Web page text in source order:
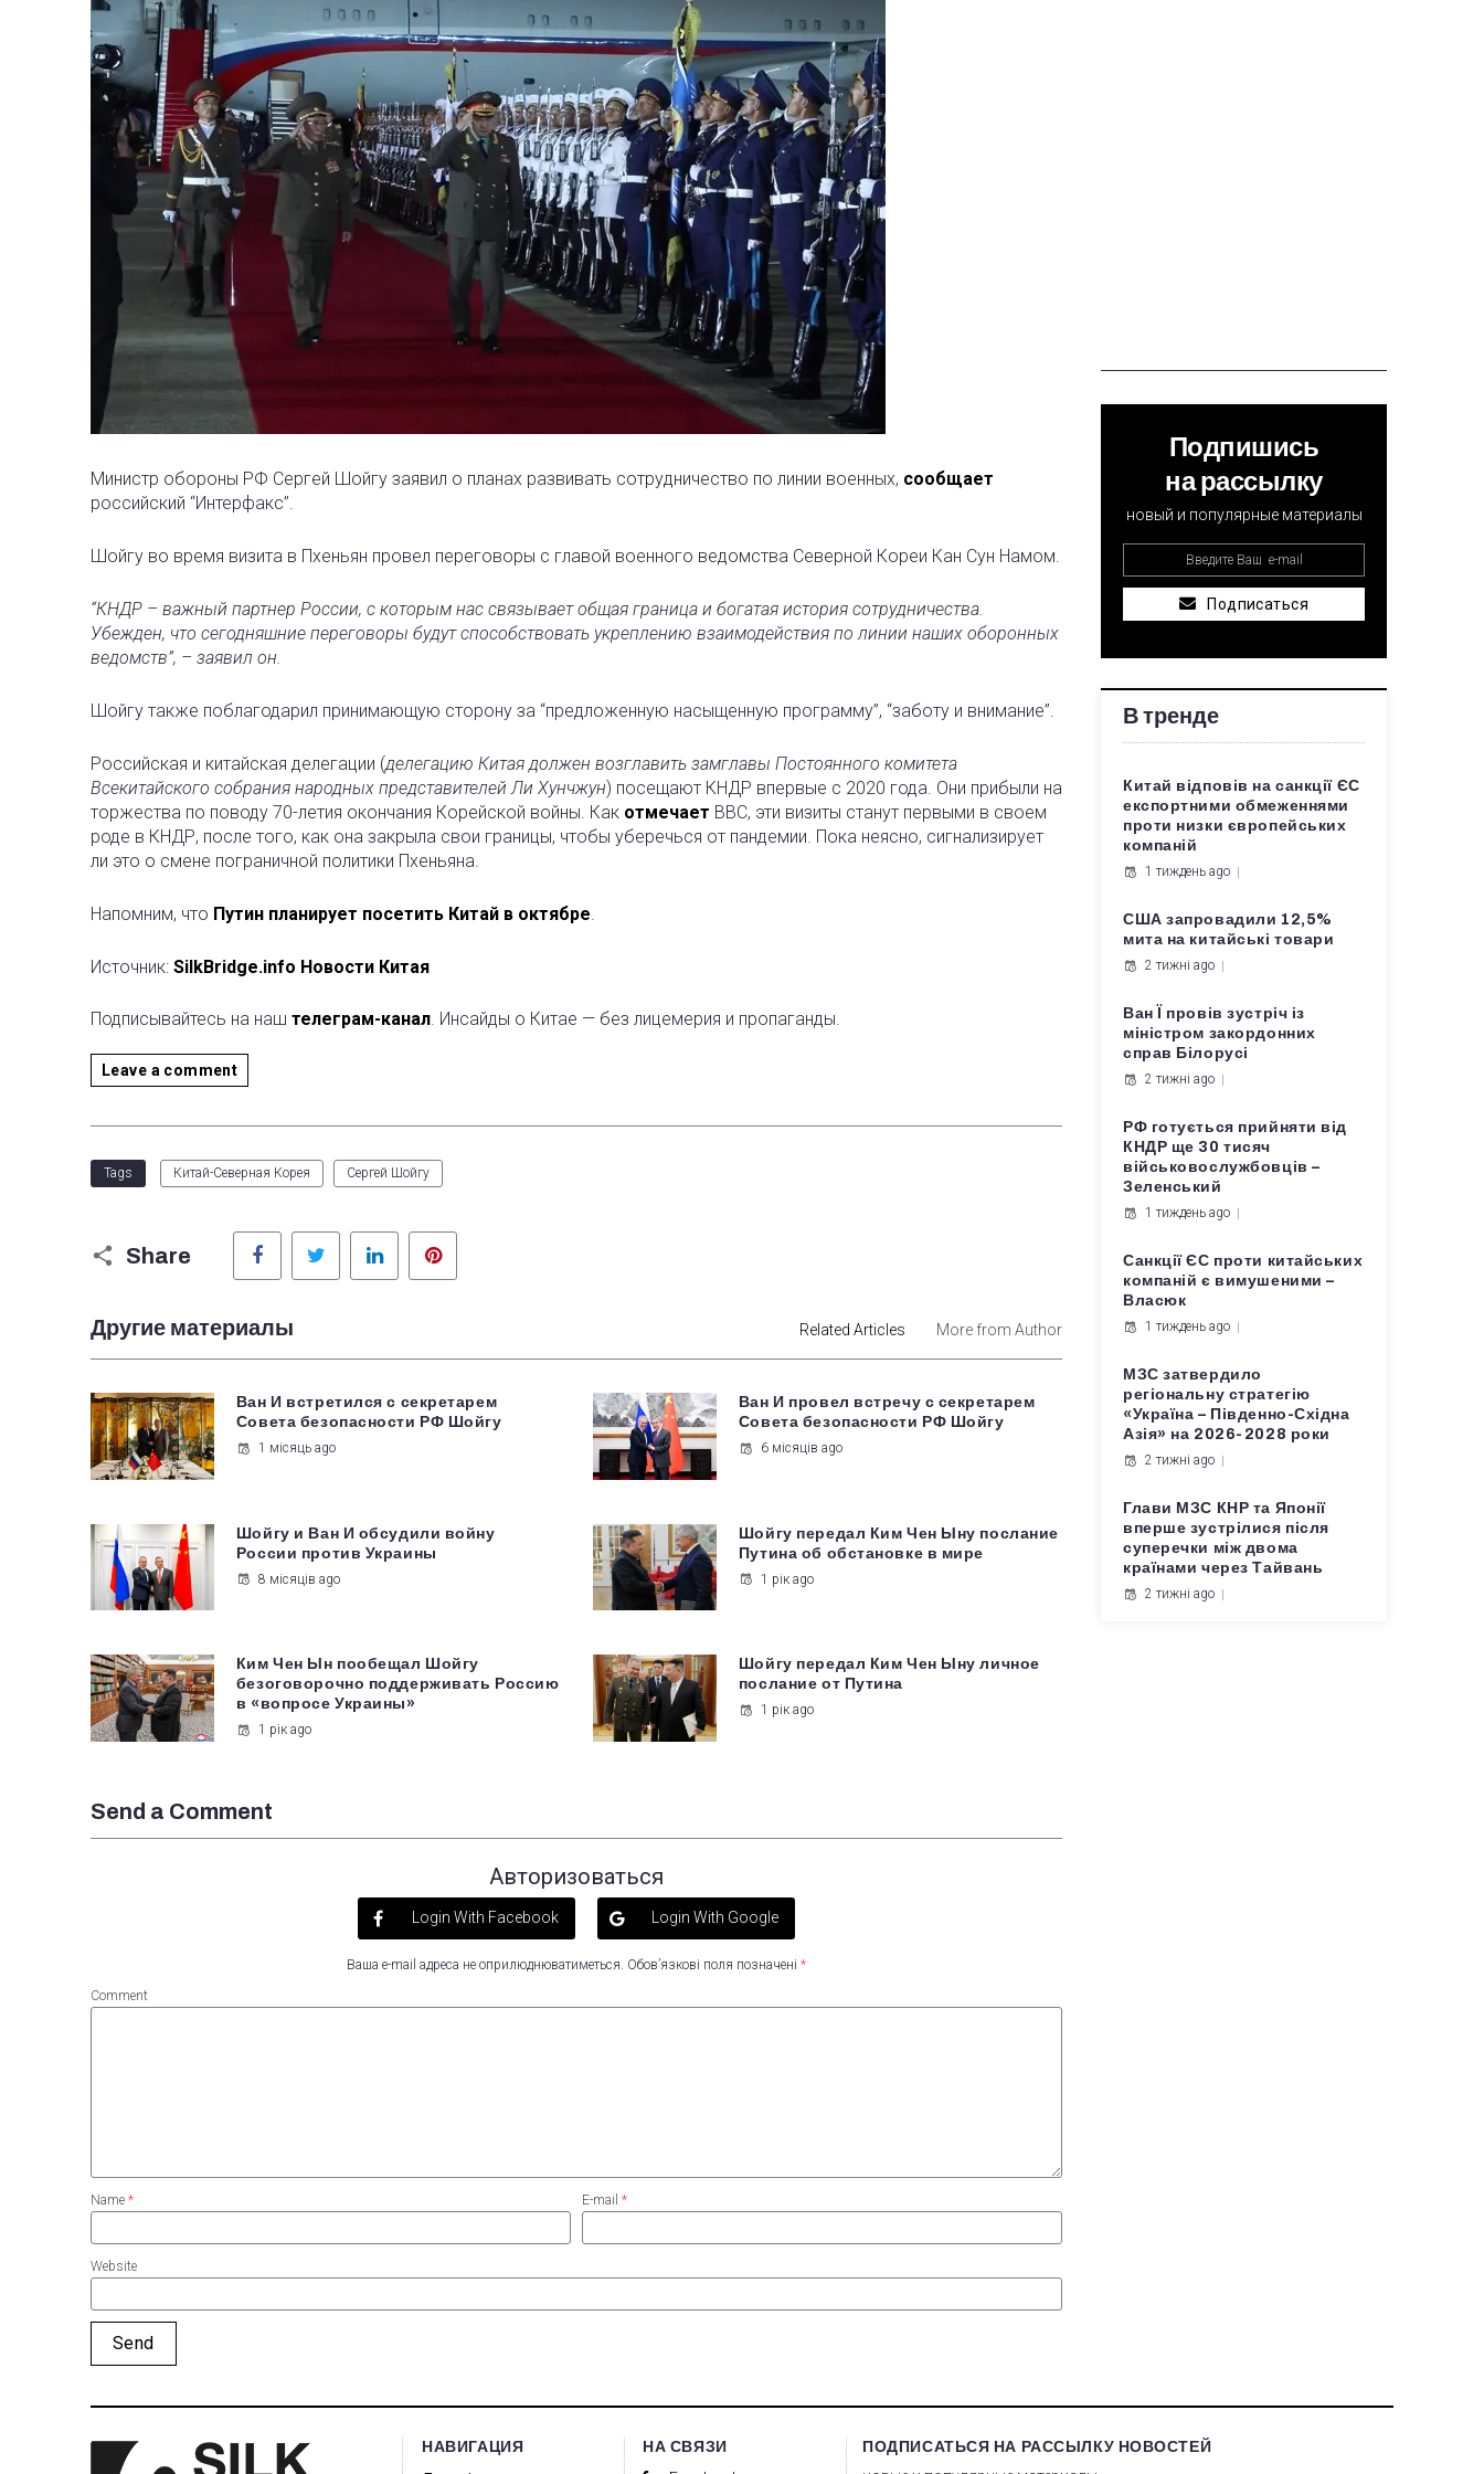
Министр обороны РФ Сергей Шойгу заявил о планах развивать сотрудничество по линии военных, сообщает
российский “Интерфакс”.
Шойгу во время визита в Пхеньян провел переговоры с главой военного ведомства Северной Кореи Кан Сун Намом.
“КНДР – важный партнер России, с которым нас связывает общая граница и богатая история сотрудничества.
Убежден, что сегодняшние переговоры будут способствовать укреплению взаимодействия по линии наших оборонных
ведомств”, – заявил он.
Шойгу также поблагодарил принимающую сторону за “предложенную насыщенную программу”, “заботу и внимание”.
Российская и китайская делегации (делегацию Китая должен возглавить замглавы Постоянного комитета
Всекитайского собрания народных представителей Ли Хунчжун) посещают КНДР впервые с 2020 года. Они прибыли на
торжества по поводу 70-летия окончания Корейской войны. Как отмечает BBC, эти визиты станут первыми в своем
роде в КНДР, после того, как она закрыла свои границы, чтобы уберечься от пандемии. Пока неясно, сигнализирует
ли это о смене пограничной политики Пхеньяна.
Напомним, что Путин планирует посетить Китай в октябре.
Источник: SilkBridge.info Новости Китая
Подписывайтесь на наш телеграм-канал. Инсайды о Китае — без лицемерия и пропаганды.
Leave a comment
Tags Китай-Северная Корея Сергей Шойгу
Share
Facebook Twitter LinkedIn
Другие материалы Related Articles More from Author
Ван И встретился с секретарем
Совета безопасности РФ Шойгу
1 місяць ago
Ван И провел встречу с секретарем
Совета безопасности РФ Шойгу
6 місяців ago
Шойгу и Ван И обсудили войну
России против Украины
8 місяців ago
Шойгу передал Ким Чен Ыну послание
Путина об обстановке в мире
1 рік ago
Ким Чен Ын пообещал Шойгу
безоговорочно поддерживать Россию
в «вопросе Украины»
1 рік ago
Шойгу передал Ким Чен Ыну личное
послание от Путина
1 рік ago
Send a Comment
Авторизоваться
Login With Facebook Login With Google
Ваша e-mail адреса не оприлюднюватиметься. Обов’язкові поля позначені *
Comment
Name * E-mail *
Website
Подпишись
на рассылку
новый и популярные материалы
Подписаться
В тренде
Китай відповів на санкції ЄС
експортними обмеженнями
проти низки європейських
компаній
1 тиждень ago
США запровадили 12,5%
мита на китайські товари
2 тижні ago
Ван Ї провів зустріч із
міністром закордонних
справ Білорусі
2 тижні ago
РФ готується прийняти від
КНДР ще 30 тисяч
військовослужбовців –
Зеленський
1 тиждень ago
Санкції ЄС проти китайських
компаній є вимушеними –
Власюк
1 тиждень ago
МЗС затвердило
регіональну стратегію
«Україна – Південно-Східна
Азія» на 2026-2028 роки
2 тижні ago
Глави МЗС КНР та Японії
вперше зустрілися після
суперечки між двома
країнами через Тайвань
2 тижні ago
НАВИГАЦИЯ НА СВЯЗИ ПОДПИСАТЬСЯ НА РАССЫЛКУ НОВОСТЕЙ